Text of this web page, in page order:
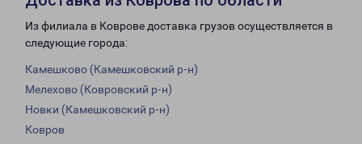
Из филиала в Коврове доставка грузов осуществляется в
следующие города:
Камешково (Камешковский р-н)
Мелехово (Ковровский р-н)
Новки (Камешковский р-н)
Ковров